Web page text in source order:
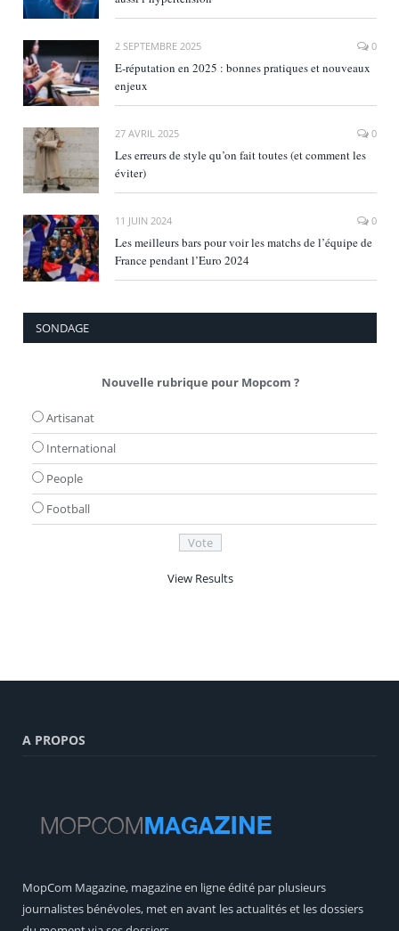
2 SEPTEMBRE 2025 0
E‑réputation en 2025 : bonnes pratiques et nouveaux
enjeux
27 AVRIL 2025 0
Les erreurs de style qu’on fait toutes (et comment les
éviter)
11 JUIN 2024 0
Les meilleurs bars pour voir les matchs de l’équipe de
France pendant l’Euro 2024
SONDAGE
Nouvelle rubrique pour Mopcom ?
Artisanat
International
People
Football
View Results
A PROPOS
MopCom Magazine, magazine en ligne édité par plusieurs
journalistes bénévoles, met en avant les actualités et les dossiers